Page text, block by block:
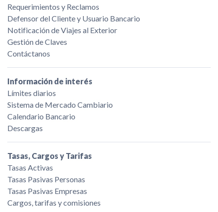
Requerimientos y Reclamos
Defensor del Cliente y Usuario Bancario
Notificación de Viajes al Exterior
Gestión de Claves
Contáctanos
Información de interés
Límites diarios
Sistema de Mercado Cambiario
Calendario Bancario
Descargas
Tasas, Cargos y Tarifas
Tasas Activas
Tasas Pasivas Personas
Tasas Pasivas Empresas
Cargos, tarifas y comisiones